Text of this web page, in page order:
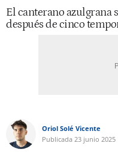
El canterano azulgrana
después de cinco
Oriol Solé Vicente
Publicada 23 junio 2025